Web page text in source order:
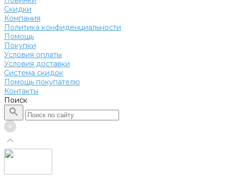
Скидки
Компания
Политика конфиденциальности
Помощь
Покупки
Условия оплаты
Условия доставки
Система скидок
Помощь покупателю
Контакты
Поиск